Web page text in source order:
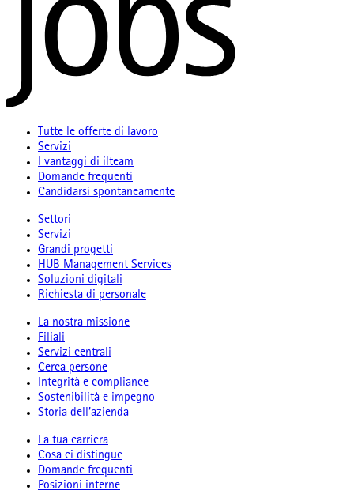
Tutte le offerte di lavoro
Servizi
I vantaggi di ilteam
Domande frequenti
Candidarsi spontaneamente
Settori
Servizi
Grandi progetti
HUB Management Services
Soluzioni digitali
Richiesta di personale
La nostra missione
Filiali
Servizi centrali
Cerca persone
Integrità e compliance
Sostenibilità e impegno
Storia dell’azienda
La tua carriera
Cosa ci distingue
Domande frequenti
Posizioni interne